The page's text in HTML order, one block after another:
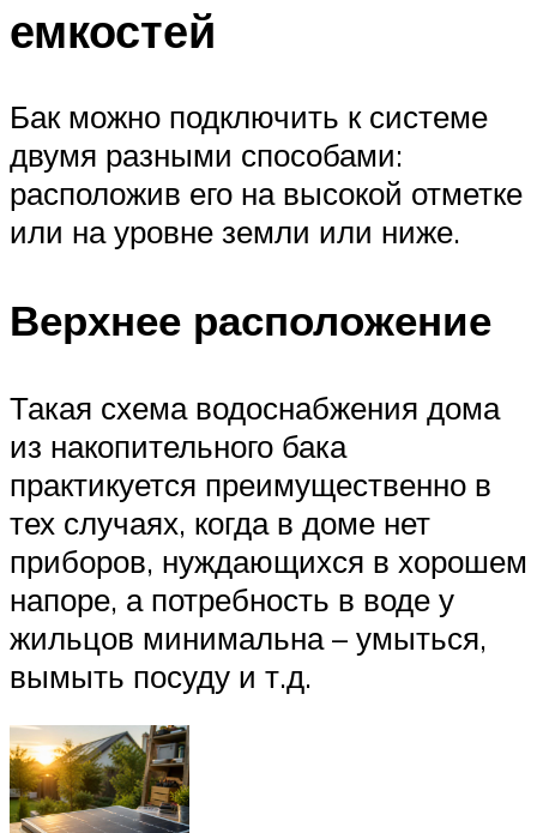
емкостей
Бак можно подключить к системе
двумя разными способами:
расположив его на высокой отметке
или на уровне земли или ниже.
Верхнее расположение
Такая схема водоснабжения дома
из накопительного бака
практикуется преимущественно в
тех случаях, когда в доме нет
приборов, нуждающихся в хорошем
напоре, а потребность в воде у
жильцов минимальна – умыться,
вымыть посуду и т.д.